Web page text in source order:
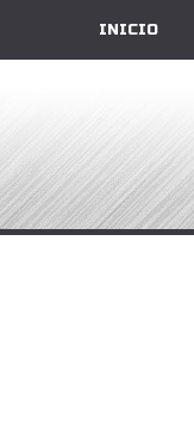
INICIO